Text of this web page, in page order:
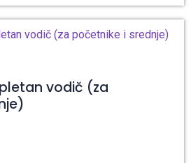
vodič (za